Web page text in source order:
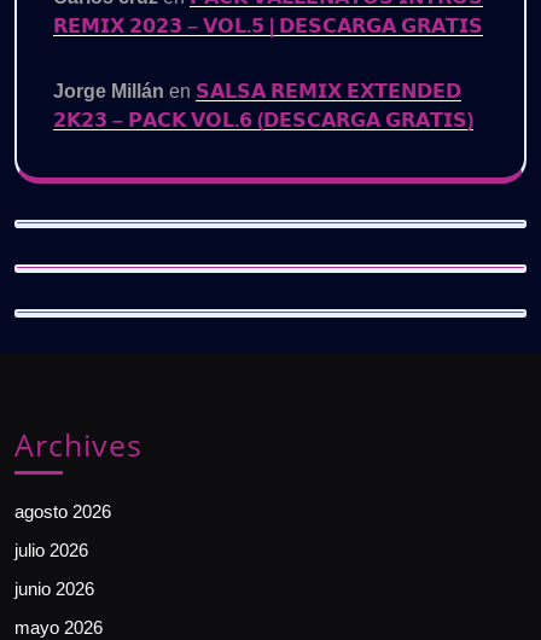
𝗥𝗘𝗠𝗜𝗫 𝟮𝟬𝟮𝟯 – 𝗩𝗢𝗟.𝟱 | 𝗗𝗘𝗦𝗖𝗔𝗥𝗚𝗔 𝗚𝗥𝗔𝗧𝗜𝗦
Jorge Millán en 𝗦𝗔𝗟𝗦𝗔 𝗥𝗘𝗠𝗜𝗫 𝗘𝗫𝗧𝗘𝗡𝗗𝗘𝗗
𝟮𝗞𝟮𝟯 – 𝗣𝗔𝗖𝗞 𝗩𝗢𝗟.𝟲 (𝗗𝗘𝗦𝗖𝗔𝗥𝗚𝗔 𝗚𝗥𝗔𝗧𝗜𝗦)
Archives
agosto 2026
julio 2026
junio 2026
mayo 2026